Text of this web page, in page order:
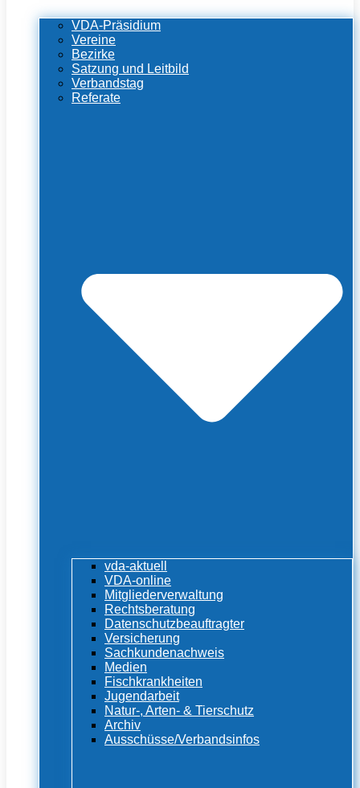
VDA-Präsidium
Vereine
Bezirke
Satzung und Leitbild
Verbandstag
Referate
vda-aktuell
VDA-online
Mitgliederverwaltung
Rechtsberatung
Datenschutzbeauftragter
Versicherung
Sachkundenachweis
Medien
Fischkrankheiten
Jugendarbeit
Natur-, Arten- & Tierschutz
Archiv
Ausschüsse/Verbandsinfos